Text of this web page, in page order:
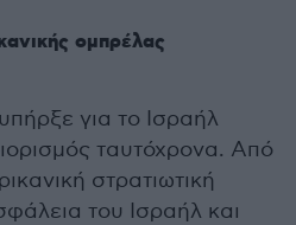
ομπρέλας
για το Ισραήλ
ταυτόχρονα. Από
στρατιωτική
του Ισραήλ και